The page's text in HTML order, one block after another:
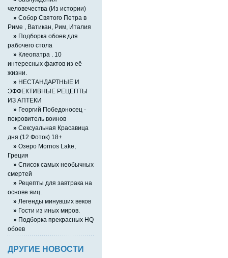
человечества (Из истории)
» Собор Святого Петра в
Риме , Ватикан, Рим, Италия
» Подборка обоев для
рабочего стола
» Клеопатра . 10
интересных фактов из её
жизни.
» НЕСТАНДАРТНЫЕ И
ЭФФЕКТИВНЫЕ РЕЦЕПТЫ
ИЗ АПТЕКИ
» Георгий Победоносец -
покровитель воинов
» Сексуальная Красавица
дня (12 Фоток) 18+
» Озеро Mornos Lake,
Греция
» Список самых необычных
смертей
» Рецепты для завтрака на
основе яиц.
» Легенды минувших веков
» Гости из иных миров.
» Подборка прекрасных HQ
обоев
ДРУГИЕ НОВОСТИ